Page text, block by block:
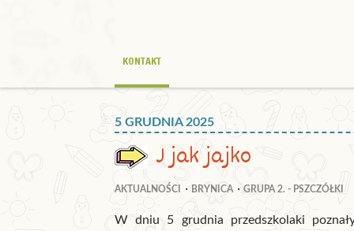
KONTAKT
5 GRUDNIA 2025
J jak jajko
AKTUALNOŚCI BRYNICA GRUPA 2. - PSZCZÓŁKI
W dniu 5 grudnia przedszkolaki